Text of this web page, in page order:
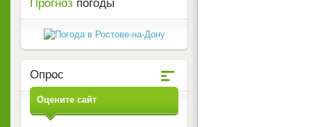
Прогноз погоды
Опрос
Оцените сайт